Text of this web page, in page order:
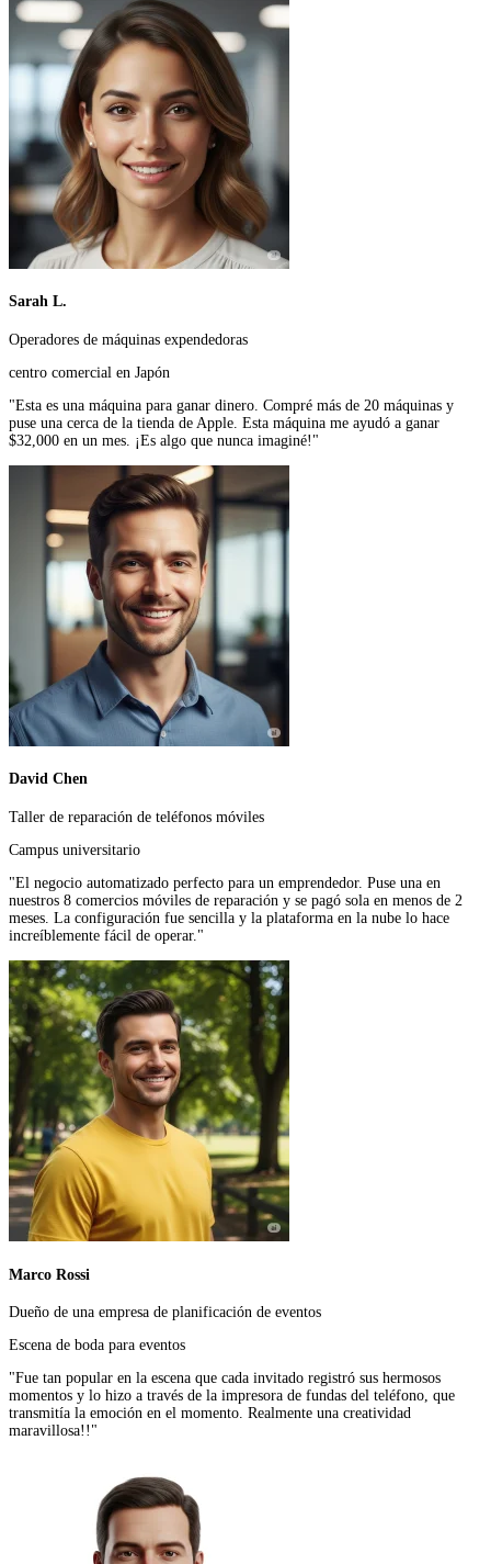
Sarah L.
Operadores de máquinas expendedoras
centro comercial en Japón
"Esta es una máquina para ganar dinero. Compré más de 20 máquinas y
puse una cerca de la tienda de Apple. Esta máquina me ayudó a ganar
$32,000 en un mes. ¡Es algo que nunca imaginé!"
David Chen
Taller de reparación de teléfonos móviles
Campus universitario
"El negocio automatizado perfecto para un emprendedor. Puse una en
nuestros 8 comercios móviles de reparación y se pagó sola en menos de 2
meses. La configuración fue sencilla y la plataforma en la nube lo hace
increíblemente fácil de operar."
Marco Rossi
Dueño de una empresa de planificación de eventos
Escena de boda para eventos
"Fue tan popular en la escena que cada invitado registró sus hermosos
momentos y lo hizo a través de la impresora de fundas del teléfono, que
transmitía la emoción en el momento. Realmente una creatividad
maravillosa!!"